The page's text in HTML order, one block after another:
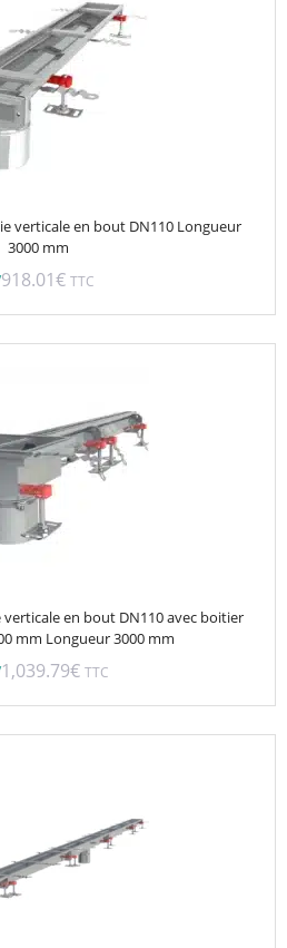
verticale en bout DN110 Longueur
3000 mm
918.01€ TTC
en bout DN110 avec boitier
mm Longueur 3000 mm
1,039.79€ TTC